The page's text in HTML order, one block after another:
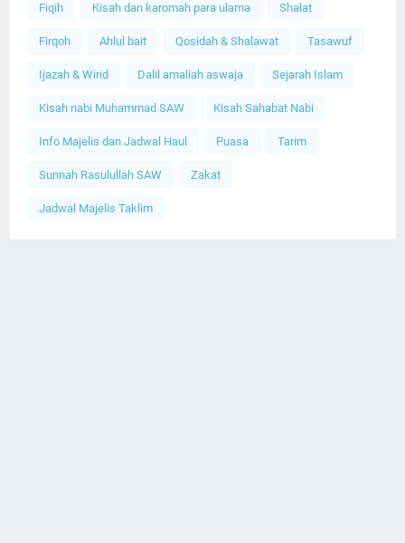
Fiqih Kisah dan karomah para ulama Shalat
Firqoh Ahlul bait Qosidah & Shalawat Tasawuf
Ijazah & Wirid Dalil amaliah aswaja Sejarah Islam
Kisah nabi Muhammad SAW Kisah Sahabat Nabi
Info Majelis dan Jadwal Haul Puasa Tarim
Sunnah Rasulullah SAW Zakat
Jadwal Majelis Taklim